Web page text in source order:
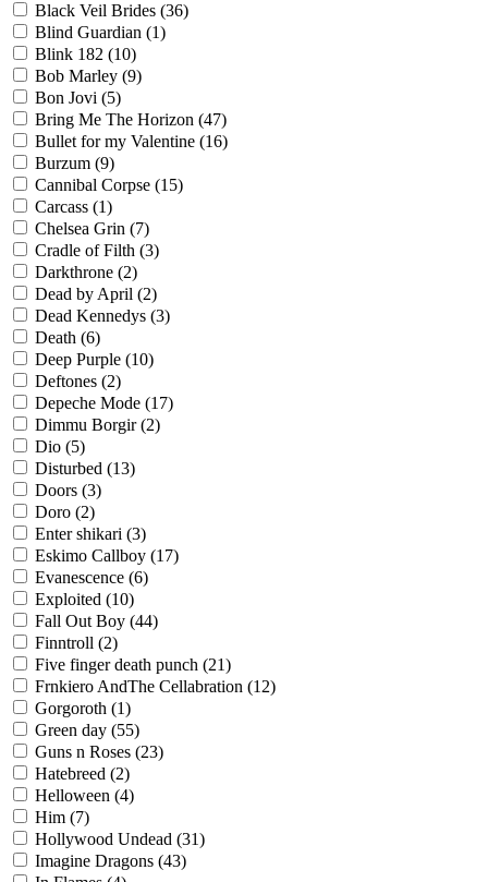
Black Veil Brides (36)
Blind Guardian (1)
Blink 182 (10)
Bob Marley (9)
Bon Jovi (5)
Bring Me The Horizon (47)
Bullet for my Valentine (16)
Burzum (9)
Cannibal Corpse (15)
Carcass (1)
Chelsea Grin (7)
Cradle of Filth (3)
Darkthrone (2)
Dead by April (2)
Dead Kennedys (3)
Death (6)
Deep Purple (10)
Deftones (2)
Depeche Mode (17)
Dimmu Borgir(2)
Dio (5)
Disturbed (13)
Doors (3)
Doro (2)
Enter shikari (3)
Eskimo Callboy (17)
Evanescence (6)
Exploited (10)
Fall Out Boy (44)
Finntroll (2)
Five finger death punch (21)
Frnkiero AndThe Cellabration (12)
Gorgoroth (1)
Green day (55)
Guns n Roses (23)
Hatebreed (2)
Helloween (4)
Him (7)
Hollywood Undead (31)
Imagine Dragons (43)